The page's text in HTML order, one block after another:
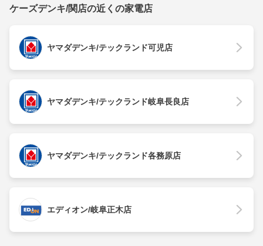
ケーズデンキ/関店の近くの家電店
ヤマダデンキ/テックランド可児店
ヤマダデンキ/テックランド岐阜長良店
ヤマダデンキ/テックランド各務原店
エディオン/岐阜正木店